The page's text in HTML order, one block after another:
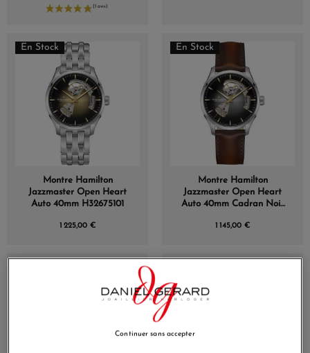
En Stock
Montre Hamilton
Jazzmaster Open Heart
Auto 40mm H32675101
1 225,00 €
En Stock
Montre Hamilton
Jazzmaster Open Heart
Auto 40mm Cadran Noir
1 145,00 €
Continuer sans accepter